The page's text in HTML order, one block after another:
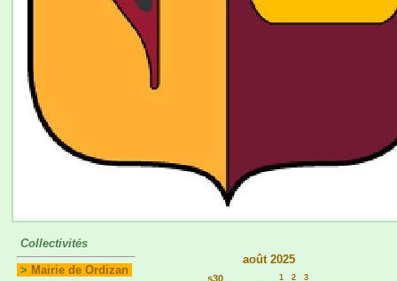
Collectivités
> Mairie de Ordizan
août 2025
s30 1 2 3